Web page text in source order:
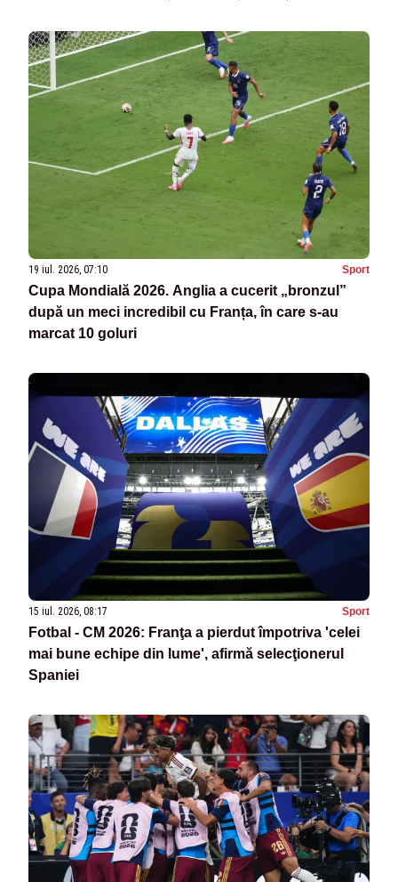
19 iul. 2026, 07:10 Sport
Cupa Mondială 2026. Anglia a cucerit „bronzul”
după un meci incredibil cu Franța, în care s-au
marcat 10 goluri
15 iul. 2026, 08:17 Sport
Fotbal - CM 2026: Franţa a pierdut împotriva 'celei
mai bune echipe din lume', afirmă selecţionerul
Spaniei